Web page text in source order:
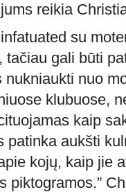
reikia
su
tačiau gali būti
nuo
klubuose,
kaip
patinka aukšti
kojų, kaip jie
piktogramos.”